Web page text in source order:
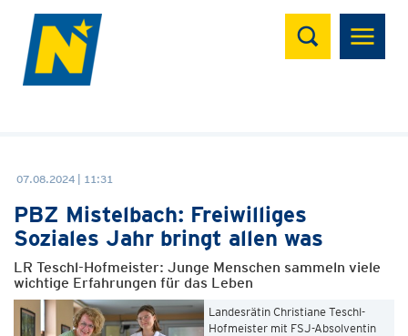
Suchen
07.08.2024 | 11:31
PBZ Mistelbach: Freiwilliges
Soziales Jahr bringt allen was
LR Teschl-Hofmeister: Junge Menschen sammeln viele
wichtige Erfahrungen für das Leben
Landesrätin Christiane Teschl-
Hofmeister mit FSJ-Absolventin